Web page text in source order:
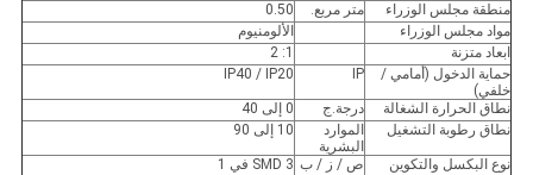
منطقة مجلس الوزراء
متر مربع.
0.50
مواد مجلس الوزراء
الألومنيوم
ابعاد متزنة
1: 2
حماية الدخول (أمامي /
خلفي)
IP
IP40 / IP20
نطاق الحرارة الشغالة درجة.ج
0 إلى 40
نطاق رطوبة التشغيل
الموارد
البشرية
10 إلى 90
نوع البكسل والتكوين ص / ز / ب SMD 3 في 1